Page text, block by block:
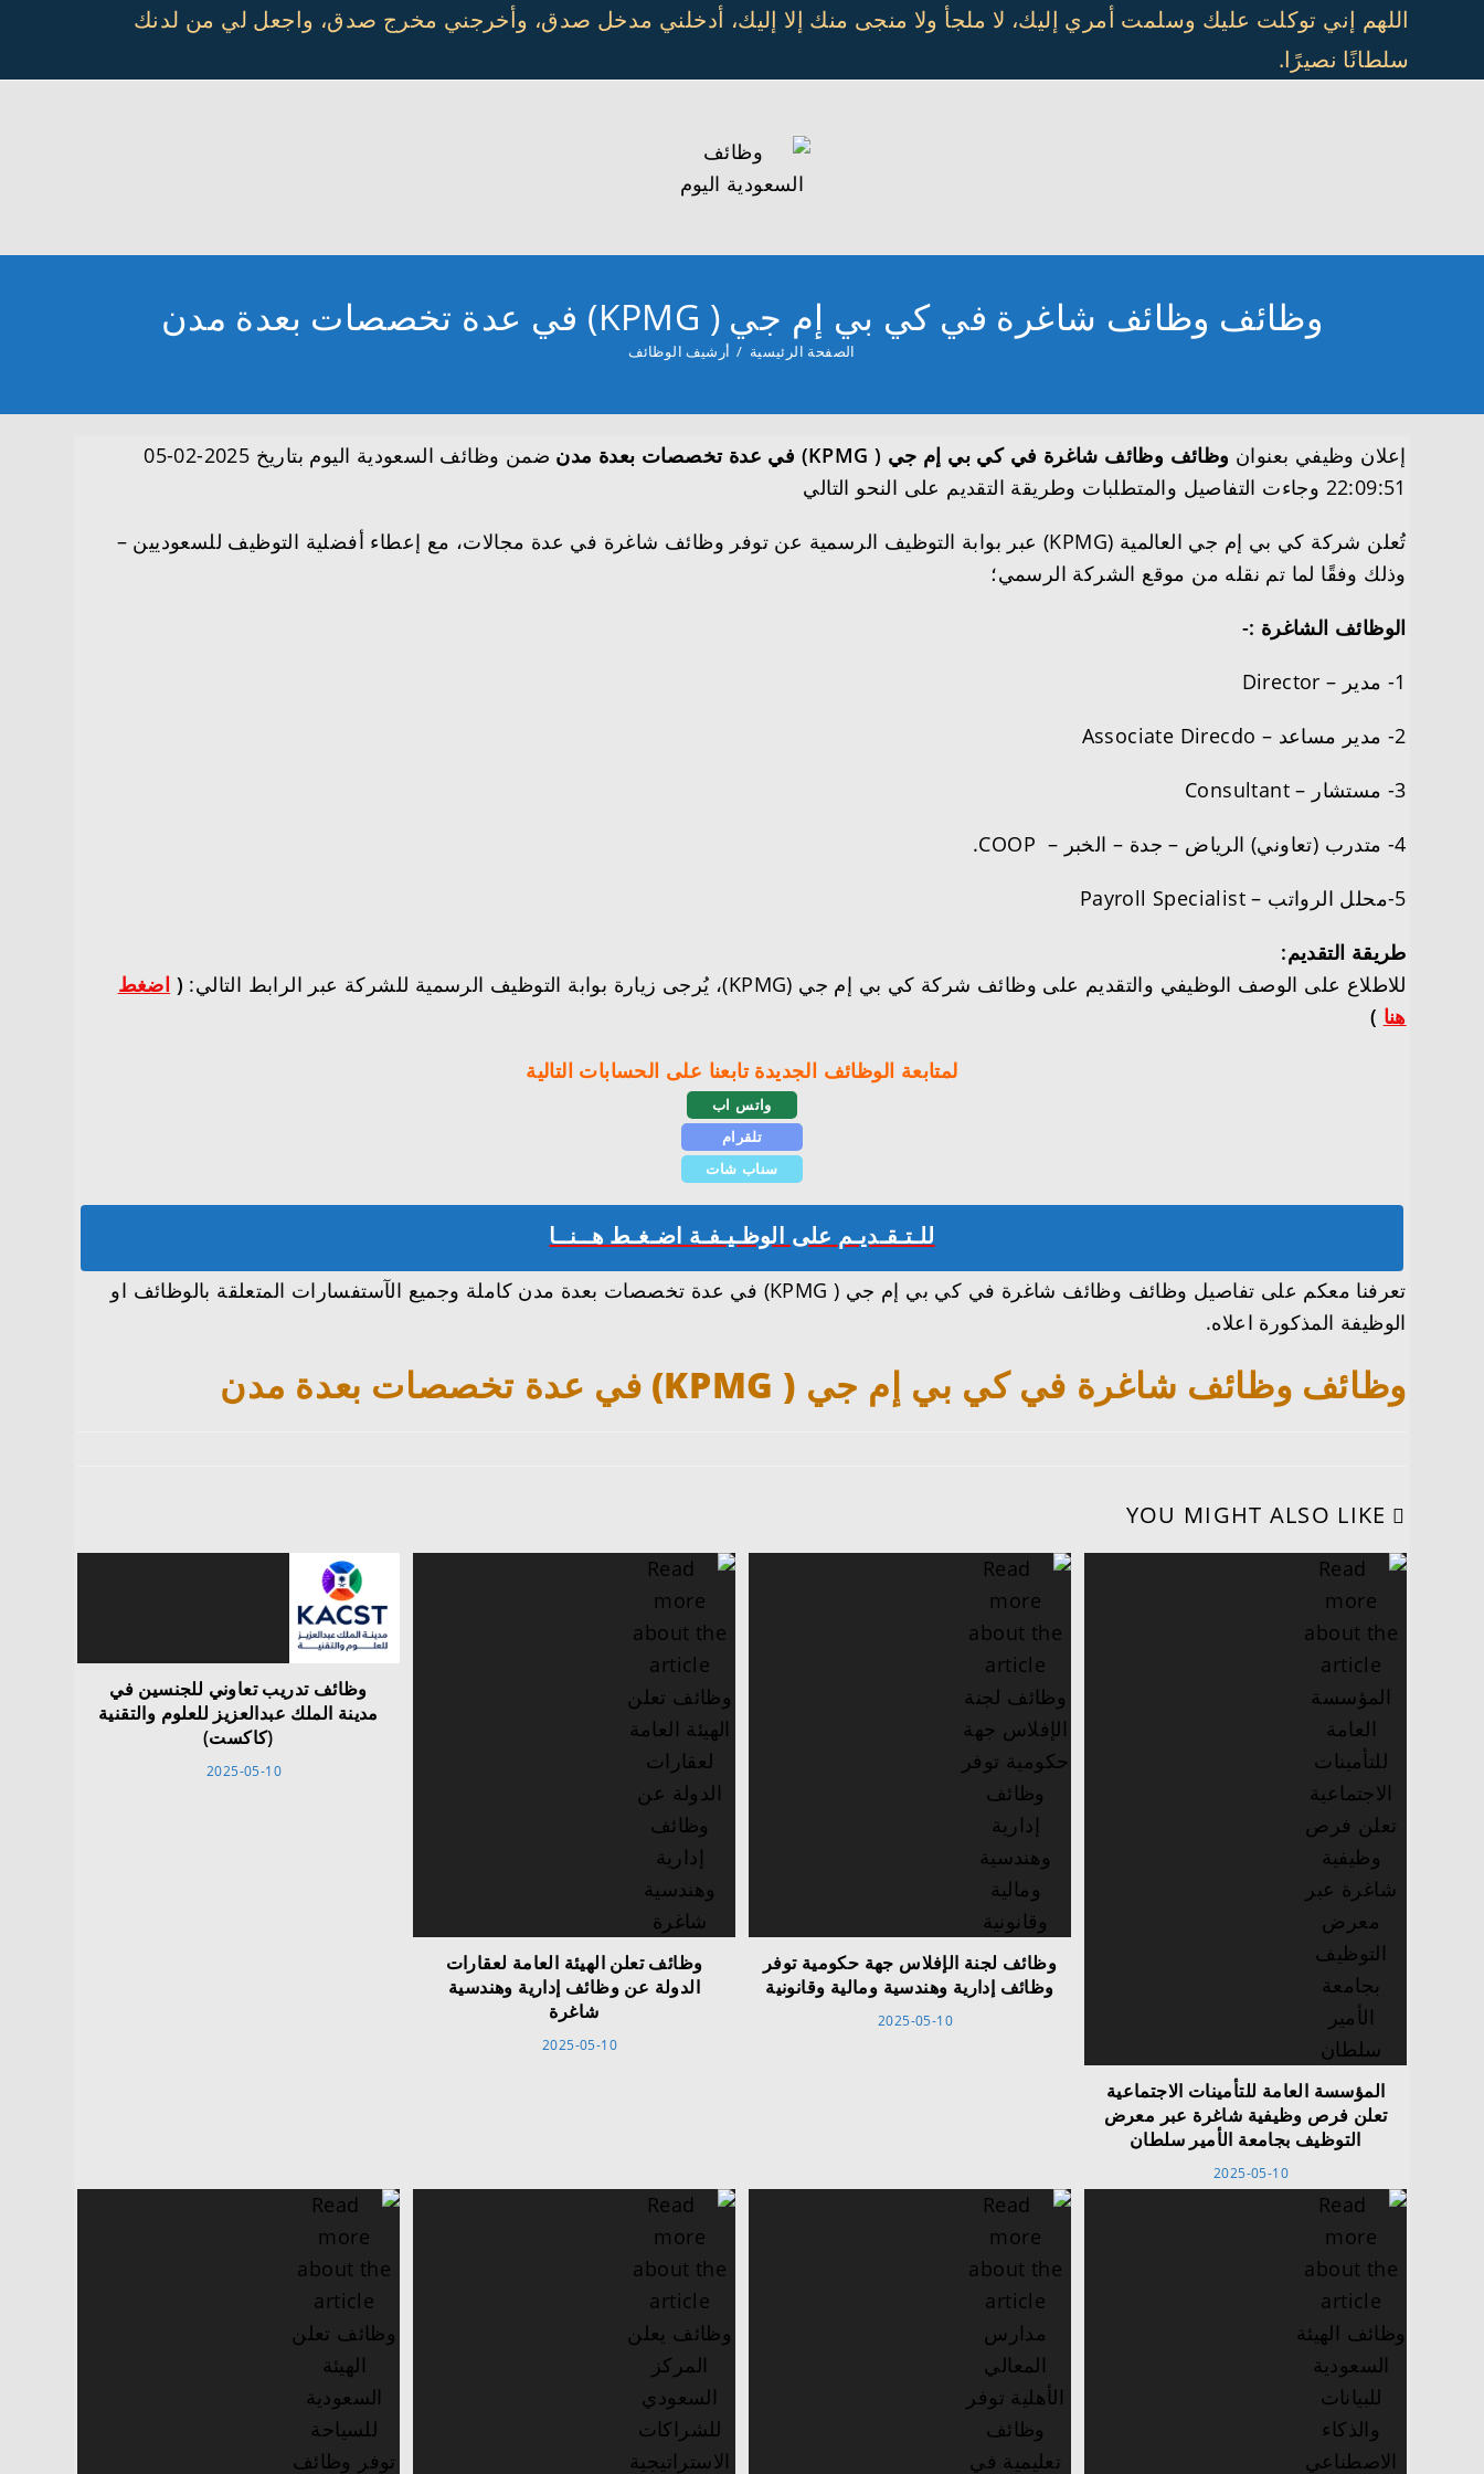
content
اللهم إني توكلت عليك وسلمت أمري إليك، لا ملجأ ولا منجى منك إلا إليك، أدخلني مدخل صدق، وأخرجني مخرج صدق، واجعل لي من لدنك
سلطانًا نصيرًا.
وظائف وظائف شاغرة في كي بي إم جي ( KPMG) في عدة تخصصات بعدة مدن
الصفحة الرئيسية / أرشيف الوظائف
إعلان وظيفي بعنوان وظائف وظائف شاغرة في كي بي إم جي ( KPMG) في عدة تخصصات بعدة مدن
ضمن وظائف السعودية اليوم بتاريخ 2025-02-05
22:09:51 وجاءت التفاصيل والمتطلبات وطريقة التقديم على النحو التالي
تُعلن شركة كي بي إم جي العالمية (KPMG) عبر بوابة التوظيف الرسمية عن توفر وظائف شاغرة في عدة مجالات، مع إعطاء أفضلية التوظيف للسعوديين –
وذلك وفقًا لما تم نقله من موقع الشركة الرسمي؛
الوظائف الشاغرة :-
1- مدير – Director
2- مدير مساعد – Associate Direcdo
3- مستشار – Consultant
4- متدرب (تعاوني) الرياض – جدة – الخبر – COOP.
5-محلل الرواتب – Payroll Specialist
طريقة التقديم:
للاطلاع على الوصف الوظيفي والتقديم على وظائف شركة كي بي إم جي (KPMG)، يُرجى زيارة بوابة التوظيف الرسمية للشركة عبر الرابط التالي:
( اضغط
هنا )
لمتابعة الوظائف الجديدة تابعنا على الحسابات التالية
واتس اب
تلقرام
سناب شات
للـتـقـديـم على الوظـيـفـة اضـغـط هــنــا
تعرفنا معكم على تفاصيل وظائف وظائف شاغرة في كي بي إم جي ( KPMG) في عدة تخصصات بعدة مدن كاملة وجميع الآستفسارات المتعلقة بالوظائف او
الوظيفة المذكورة اعلاه.
وظائف وظائف شاغرة في كي بي إم جي ( KPMG) في عدة تخصصات بعدة مدن
YOU MIGHT ALSO LIKE
وظائف تدريب تعاوني للجنسين في
مدينة الملك عبدالعزيز للعلوم والتقنية
(كاكست)
2025-05-10
وظائف تعلن الهيئة العامة لعقارات
الدولة عن وظائف إدارية وهندسية
شاغرة
2025-05-10
وظائف لجنة الإفلاس جهة حكومية توفر
وظائف إدارية وهندسية ومالية وقانونية
2025-05-10
المؤسسة العامة للتأمينات الاجتماعية
تعلن فرص وظيفية شاغرة عبر معرض
التوظيف بجامعة الأمير سلطان
2025-05-10